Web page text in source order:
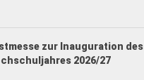
zur Inauguration des
2026/27